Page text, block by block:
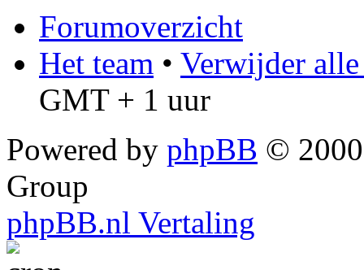
Forumoverzicht
Het team • Verwijder
GMT + 1 uur
Powered by phpBB ©
Group
phpBB.nl Vertaling